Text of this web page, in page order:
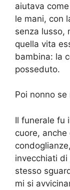
aiutava
le mani, con
senza lusso,
quella vita
bambina: la
posseduto.
Poi nonno se
Il funerale fu
cuore,
invecchiati
stesso
mi si